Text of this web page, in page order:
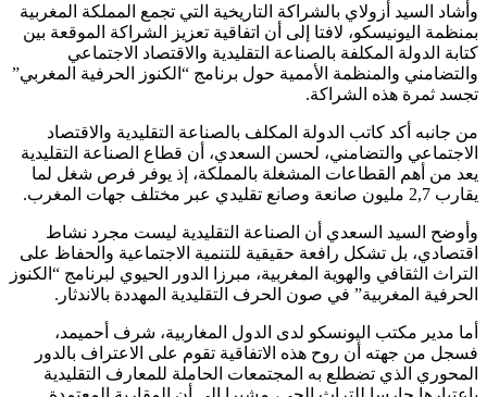
وأشاد السيد أزولاي بالشراكة التاريخية التي تجمع المملكة المغربية
بمنظمة اليونيسكو، لافتا إلى أن اتفاقية تعزيز الشراكة الموقعة بين
كتابة الدولة المكلفة بالصناعة التقليدية والاقتصاد الاجتماعي
والتضامني والمنظمة الأممية حول برنامج “الكنوز الحرفية المغربي”
تجسد ثمرة هذه الشراكة.
من جانبه أكد كاتب الدولة المكلف بالصناعة التقليدية والاقتصاد
الاجتماعي والتضامني، لحسن السعدي، أن قطاع الصناعة التقليدية
يعد من أهم القطاعات المشغلة بالمملكة، إذ يوفر فرص شغل لما
يقارب 2,7 مليون صانعة وصانع تقليدي عبر مختلف جهات المغرب.
وأوضح السيد السعدي أن الصناعة التقليدية ليست مجرد نشاط
اقتصادي، بل تشكل رافعة حقيقية للتنمية الاجتماعية والحفاظ على
التراث الثقافي والهوية المغربية، مبرزا الدور الحيوي لبرنامج “الكنوز
الحرفية المغربية” في صون الحرف التقليدية المهددة بالاندثار.
أما مدير مكتب اليونسكو لدى الدول المغاربية، شرف أحميمد،
فسجل من جهته أن روح هذه الاتفاقية تقوم على الاعتراف بالدور
المحوري الذي تضطلع به المجتمعات الحاملة للمعارف التقليدية